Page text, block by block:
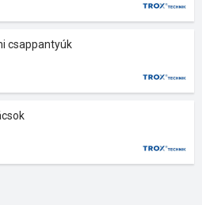
csappantyúk